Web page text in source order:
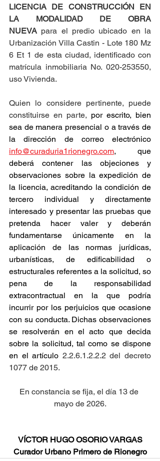
LICENCIA DE CONSTRUCCIÓN EN
LA MODALIDAD DE OBRA
NUEVA para el predio ubicado en la
Urbanización Villa Castin - Lote 180 Mz
6 Et 1 de esta ciudad, identificado con
matrícula inmobiliaria No. 020-253550,
uso Vivienda.
Quien lo considere pertinente, puede
constituirse en parte, por escrito, bien
sea de manera presencial o a través de
info@curaduria1rionegro.com, que
deberá contener las objeciones y
observaciones sobre la expedición de
la licencia, acreditando la condición de
tercero individual y directamente
interesado y presentar las pruebas que
pretenda hacer valer y deberán
fundamentarse únicamente en la
aplicación de las normas jurídicas,
urbanísticas, de edificabilidad o
estructurales referentes a la solicitud, so
pena de la responsabilidad
extracontractual en la que podría
incurrir por los perjuicios que ocasione
con su conducta. Dichas observaciones
se resolverán en el acto que decida
sobre la solicitud, tal como se dispone
en el artículo 2.2.6.1.2.2.2 del decreto
1077 de 2015.
En constancia se fija, el día 13 de
mayo de 2026.
VÍCTOR HUGO OSORIO VARGAS
Curador Urbano Primero de Rionegro